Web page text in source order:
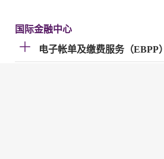
国际金融中心
电子帐单及缴费服务（EBPP）